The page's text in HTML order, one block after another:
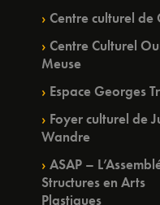
Centre culturel de
Centre Culturel
Meuse
Espace Georges
Foyer culturel de
Wandre
ASAP –
Structures en Arts
Plastiques